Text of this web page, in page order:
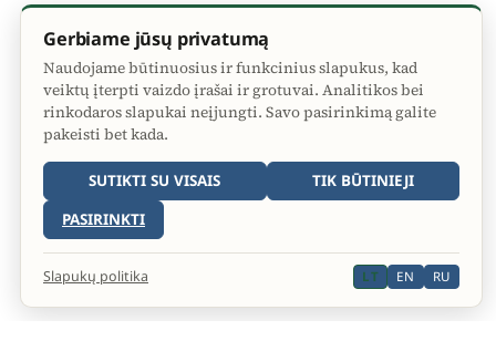
Gerbiame jūsų privatumą
Naudojame būtinuosius ir funkcinius slapukus, kad
veiktų įterpti vaizdo įrašai ir grotuvai. Analitikos bei
rinkodaros slapukai neįjungti. Savo pasirinkimą galite
pakeisti bet kada.
SUTIKTI SU VISAIS
TIK BŪTINIEJI
PASIRINKTI
Slapukų politika LT EN RU